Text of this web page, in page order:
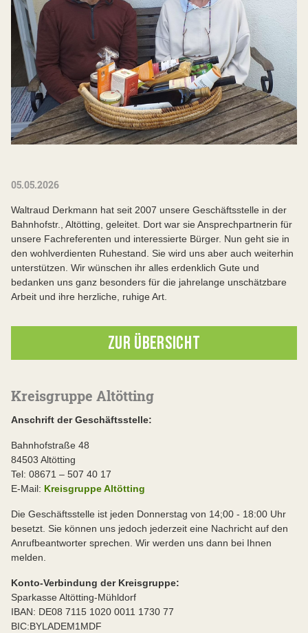
05.05.2026
Waltraud Derkmann hat seit 2007 unsere Geschäftsstelle in der
Bahnhofstr., Altötting, geleitet. Dort war sie Ansprechpartnerin für
unsere Fachreferenten und interessierte Bürger. Nun geht sie in
den wohlverdienten Ruhestand. Sie wird uns aber auch weiterhin
unterstützen. Wir wünschen ihr alles erdenklich Gute und
bedanken uns ganz besonders für die jahrelange unschätzbare
Arbeit und ihre herzliche, ruhige Art.
ZUR ÜBERSICHT
Kreisgruppe Altötting
Anschrift der Geschäftsstelle:
Bahnhofstraße 48
84503 Altötting
Tel: 08671 – 507 40 17
E-Mail: Kreisgruppe Altötting
Die Geschäftsstelle ist jeden Donnerstag von 14;00 - 18:00 Uhr
besetzt. Sie können uns jedoch jederzeit eine Nachricht auf den
Anrufbeantworter sprechen. Wir werden uns dann bei Ihnen
melden.
Konto-Verbindung der Kreisgruppe:
Sparkasse Altötting-Mühldorf
IBAN: DE08 7115 1020 0011 1730 77
BIC:BYLADEM1MDF